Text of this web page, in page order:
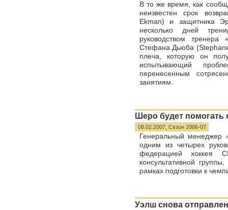
В то же время, как
неизвестен срок
Ekman) и защитника
несколько дней
руководством тренера
Стефана Дьюба
плеча, которую он
испытывающий
перенесенным
занятиям.
Шеро будет
08.02.2007, Сезон 2006-07
Генеральный менеджер
одним из четырех
федерацией хоккея
консультативной
рамках подготовки к
Уэлш снова